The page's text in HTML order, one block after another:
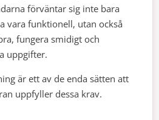
förväntar sig inte bara
vara funktionell, utan också
fungera smidigt och
uppgifter.
är ett av de enda sätten att
uppfyller dessa krav.